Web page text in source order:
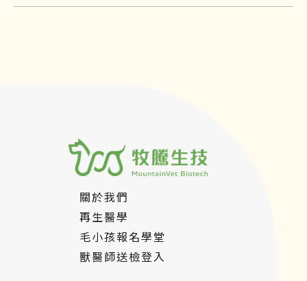
對炎性腸症的控制與改善介紹，希望可以
關於我們
再生醫學
毛小孩報名學堂
獸醫師送檢登入